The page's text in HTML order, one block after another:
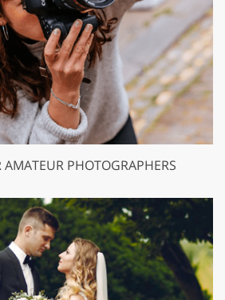
AMATEUR PHOTOGRAPHERS